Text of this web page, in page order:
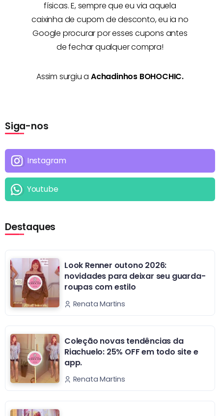
físicas. E, sempre que eu via aquela
caixinha de cupom de desconto, eu ia no
Google procurar por esses cupons antes
de fechar qualquer compra!
Assim surgiu a Achadinhos BOHOCHIC.
Siga-nos
Instagram
Youtube
Destaques
Look Renner outono 2026:
novidades para deixar seu guarda-
roupas com estilo
Renata Martins
Coleção novas tendências da
Riachuelo: 25% OFF em todo site e
app.
Renata Martins